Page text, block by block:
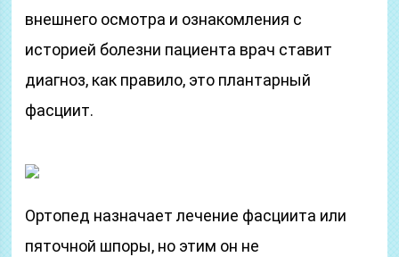
внешнего осмотра и ознакомления с
историей болезни пациента врач ставит
диагноз, как правило, это плантарный
фасциит.
Ортопед назначает лечение фасциита или
пяточной шпоры, но этим он не